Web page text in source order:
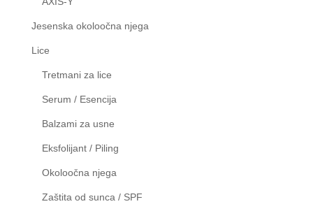
Jesenska okoloočna njega
Lice
Tretmani za lice
Serum / Esencija
Balzami za usne
Eksfolijant / Piling
Okoloočna njega
Zaštita od sunca / SPF